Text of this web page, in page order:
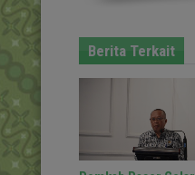
Berita Terkait